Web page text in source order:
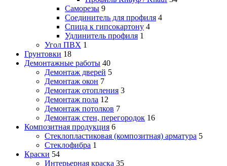
Саморезы 9
Соединитель для профиля 4
Спица к гипсокартону 4
Удлинитель профиля 1
Угол ПВХ 1
Грунтовки 18
Демонтажные работы 40
Демонтаж дверей 5
Демонтаж окон 7
Демонтаж отопления 3
Демонтаж пола 12
Демонтаж потолков 7
Демонтаж стен, перегородок 16
Композитная продукция 6
Стеклопластиковая (композитная) арматура 5
Стеклофибра 1
Краски 54
Интерьерная краска 35